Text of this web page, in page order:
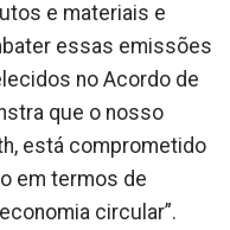
e materiais e
essas emissões
no Acordo de
que o nosso
está comprometido
em termos de
circular”.